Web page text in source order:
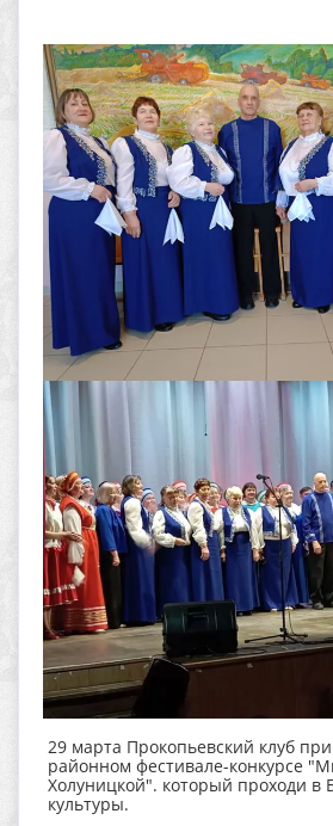
29 марта Прокопьевский клуб
районном фестивале-конкурсе
Холуницкой". который проходи в
культуры.